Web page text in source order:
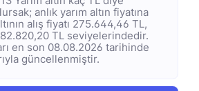
anlık yarım altın fiyatına
alış fiyatı 275.644,46 TL,
TL seviyelerindedir.
en son 08.08.2026 tarihinde
güncellenmiştir.